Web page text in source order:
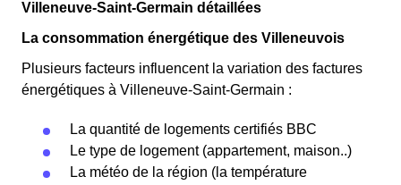
Villeneuve-Saint-Germain détaillées
La consommation énergétique des Villeneuvois
Plusieurs facteurs influencent la variation des factures
énergétiques à Villeneuve-Saint-Germain :
La quantité de logements certifiés BBC
Le type de logement (appartement, maison..)
La météo de la région (la température